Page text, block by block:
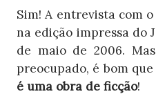
Sim! A entrevista com
na edição impressa do
de maio de 2006.
preocupado, é bom
é uma obra de ficção!